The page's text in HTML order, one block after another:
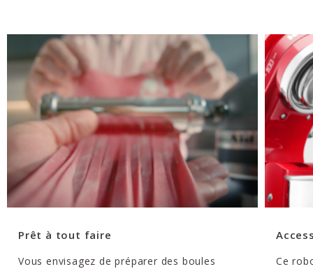
Prêt à tout faire
Vous envisagez de préparer des boules
Ce